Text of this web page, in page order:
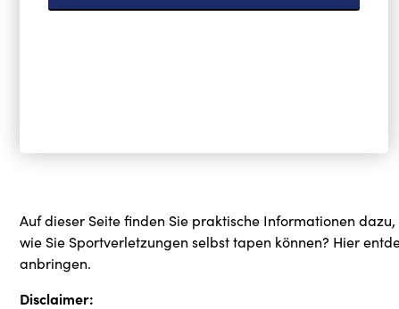
Auf dieser Seite finden Sie praktische Informationen
wie Sie Sportverletzungen selbst tapen können? Hier
anbringen.
Disclaimer: